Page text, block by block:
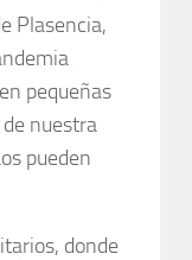
Plasencia,
pequeñas
nuestra
pueden
donde